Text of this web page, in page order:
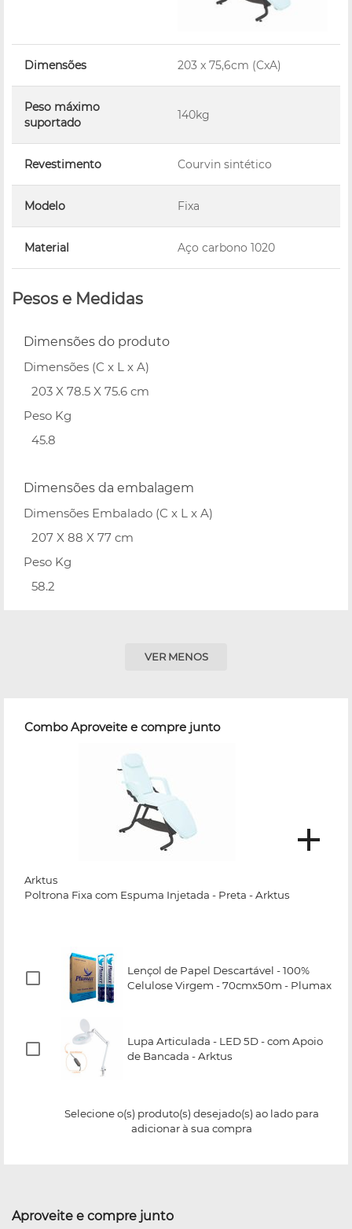
Dimensões 203 x 75,6cm (CxA)
Peso máximo
suportado
140kg
Revestimento Courvin sintético
Modelo Fixa
Material Aço carbono 1020
Pesos e Medidas
Dimensões do produto
Dimensões (C x L x A)
203 X 78.5 X 75.6 cm
Peso Kg
45.8
Dimensões da embalagem
Dimensões Embalado (C x L x A)
207 X 88 X 77 cm
Peso Kg
58.2
VER MENOS
Combo Aproveite e compre junto
Arktus
Poltrona Fixa com Espuma Injetada - Preta - Arktus
Lençol de Papel Descartável - 100%
Celulose Virgem - 70cmx50m - Plumax
Lupa Articulada - LED 5D - com Apoio
de Bancada - Arktus
Selecione o(s) produto(s) desejado(s) ao lado para
adicionar à sua compra
Aproveite e compre junto